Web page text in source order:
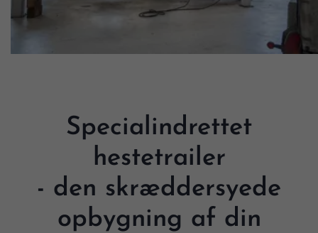
Specialindrettet
hestetrailer
- den skræddersyede
opbygning af din